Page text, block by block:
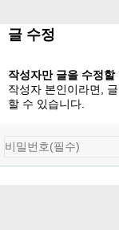
글 수정
작성자만 글을 수정할
작성자 본인이라면,
할 수 있습니다.